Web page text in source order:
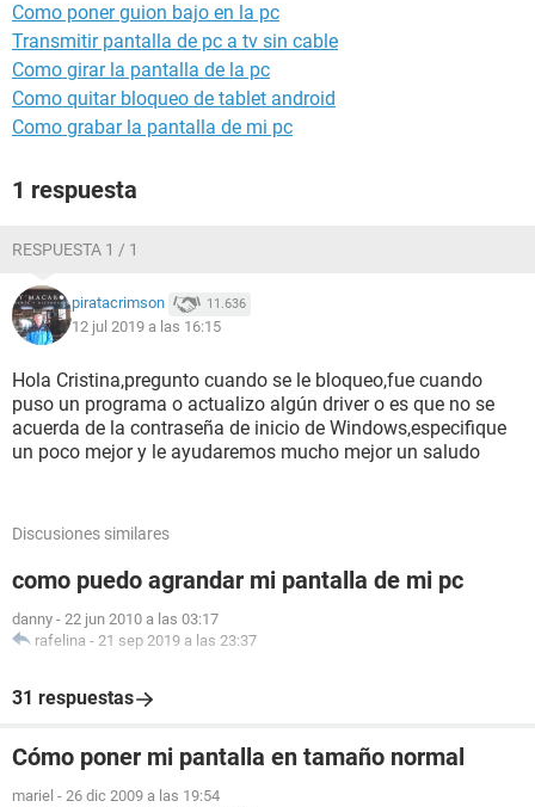
Como poner guion bajo en la pc
Transmitir pantalla de pc a tv sin cable
Como girar la pantalla de la pc
Como quitar bloqueo de tablet android
Como grabar la pantalla de mi pc
1 respuesta
RESPUESTA 1 / 1
piratacrimson 11.636
12 jul 2019 a las 16:15
Hola Cristina,pregunto cuando se le bloqueo,fue cuando
puso un programa o actualizo algún driver o es que no se
acuerda de la contraseña de inicio de Windows,especifique
un poco mejor y le ayudaremos mucho mejor un saludo
Discusiones similares
como puedo agrandar mi pantalla de mi pc
danny - 22 jun 2010 a las 03:17
rafelina - 21 sep 2019 a las 23:37
31 respuestas
Cómo poner mi pantalla en tamaño normal
mariel - 26 dic 2009 a las 19:54